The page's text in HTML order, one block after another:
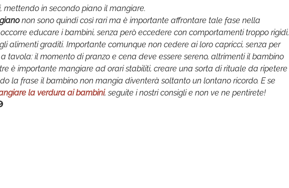
mettendo in secondo piano il mangiare.
non sono quindi così rari ma è importante affrontare tale fase nella
educare i bambini, senza però eccedere con comportamenti troppo rigidi,
alimenti graditi. Importante comunque non cedere ai loro capricci, senza per
tavola: il momento di pranzo e cena deve essere sereno, altrimenti il bambino
è importante mangiare ad orari stabiliti, creare una sorta di rituale da ripetere
la frase il bambino non mangia diventerà soltanto un lontano ricordo. E se
la verdura ai bambini, seguite i nostri consigli e non ve ne pentirete!